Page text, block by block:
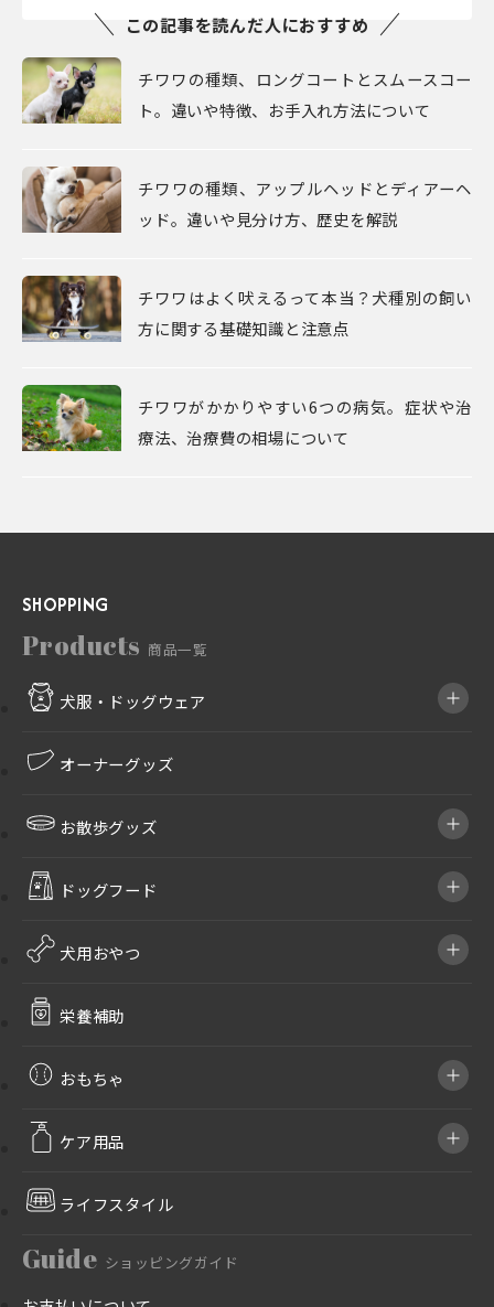
この記事を読んだ人におすすめ
チワワの種類、ロングコートとスムースコー
ト。違いや特徴、お手入れ方法について
チワワの種類、アップルヘッドとディアーヘ
ッド。違いや見分け方、歴史を解説
チワワはよく吠えるって本当？犬種別の飼い
方に関する基礎知識と注意点
チワワがかかりやすい6つの病気。症状や治
療法、治療費の相場について
SHOPPING
Products 商品一覧
犬服・ドッグウェア
オーナーグッズ
お散歩グッズ
ドッグフード
犬用おやつ
栄養補助
おもちゃ
ケア用品
ライフスタイル
Guide ショッピングガイド